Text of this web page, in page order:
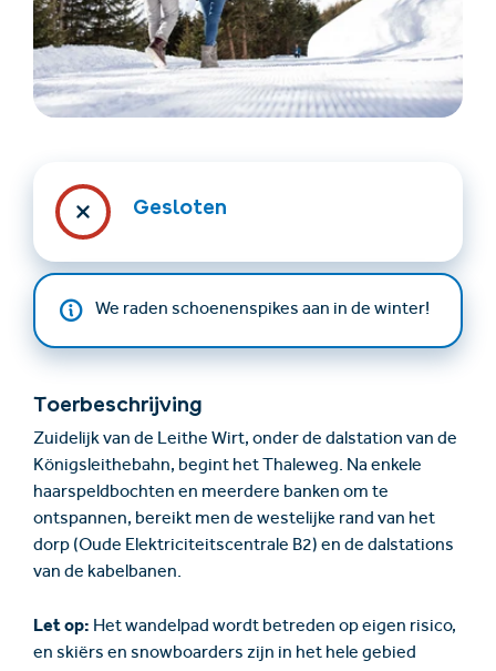
Accommodatie
vinden
cadeaushop
Nederlands
+43/5476/6239
Gesloten
We raden schoenenspikes aan in de winter!
Toerbeschrijving
Zuidelijk van de Leithe Wirt, onder de dalstation van de
Königsleithebahn, begint het Thaleweg. Na enkele
haarspeldbochten en meerdere banken om te
ontspannen, bereikt men de westelijke rand van het
dorp (Oude Elektriciteitscentrale B2) en de dalstations
van de kabelbanen.
Let op: Het wandelpad wordt betreden op eigen risico,
en skiërs en snowboarders zijn in het hele gebied